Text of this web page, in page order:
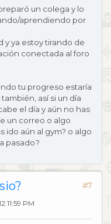
un colega y lo
aprendiendo por
y ya estoy tirando de
conectada al foro
tu progreso estaría
así si un día
el día y aún no has
un correo o algo
ido aún al gym? o algo
pasado?
#7
PM